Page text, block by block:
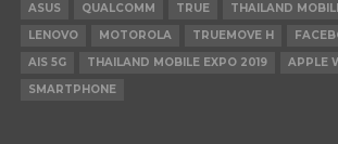
ASUS
QUALCOMM TRUE THAILAND
LENOVO
MOTOROLA TRUEMOVE H
AIS 5G
THAILAND MOBILE EXPO 2019
APPLE
SMARTPHONE